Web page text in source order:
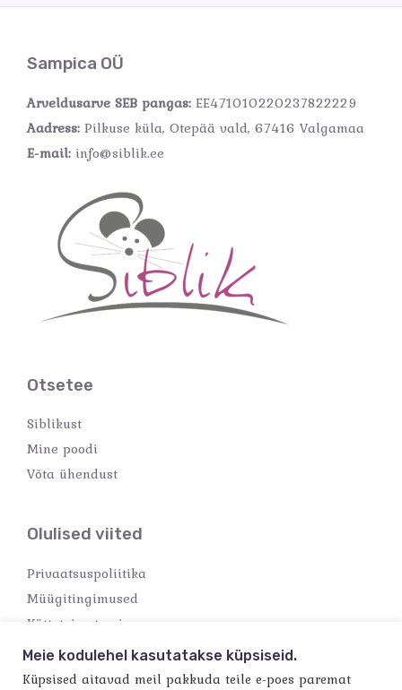
Sampica OÜ
Arveldusarve SEB pangas: EE471010220237822229
Aadress: Pilkuse küla, Otepää vald, 67416 Valgamaa
E-mail: info@siblik.ee
Otsetee
Siblikust
Mine poodi
Võta ühendust
Olulised viited
Privaatsuspoliitika
Müügitingimused
Kättetoimetamine
Makseviisid
Meie kodulehel kasutatakse küpsiseid.
Küpsised aitavad meil pakkuda teile e-poes paremat